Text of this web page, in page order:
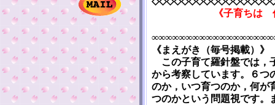
《子育ちは
《まえがき（毎号掲載）》
この子育て羅針盤では，
から考察しています。６つ
のか，いつ育つのか，何が
つのかという問題視です。